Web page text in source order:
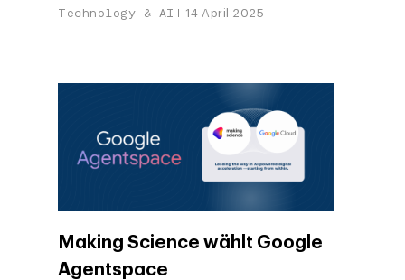
Technology & AI
14 April 2025
Making Science wählt Google
Agentspace